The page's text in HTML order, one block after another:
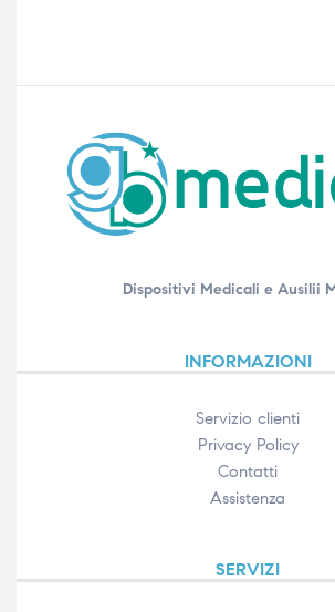
Dispositivi Medicali e Ausilii
INFORMAZIONI
Servizio clienti
Privacy Policy
Contatti
Assistenza
SERVIZI